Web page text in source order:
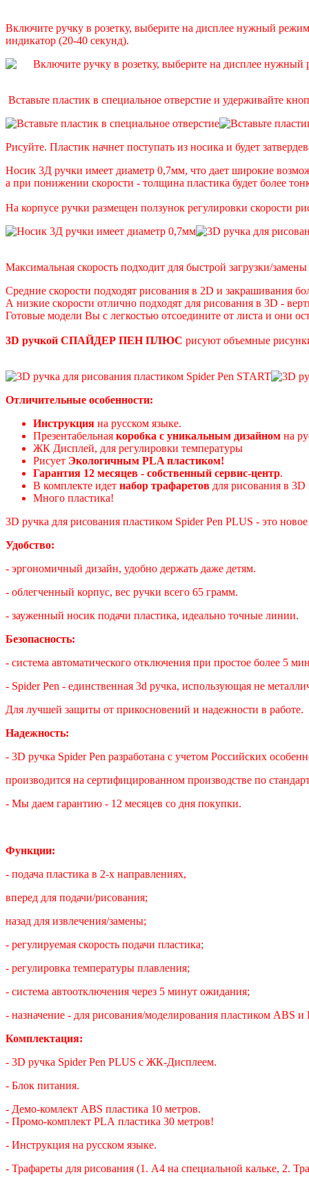
Включите ручку в розетку, выберите на дисплее нужный
индикатор (20-40 секунд).
Вставьте пластик в специальное отверстие и удерживайте
Рисуйте. Пластик начнет поступать из носика и будет
Носик 3Д ручки имеет диаметр 0,7мм, что дает широкие
а при понижении скорости - толщина пластика будет более
На корпусе ручки размещен ползунок регулировки скорости
Максимальная скорость подходит для быстрой загрузки/замены
Средние скорости подходят рисования в 2D и закрашивания
А низкие скорости отлично подходят для рисования в 3D -
Готовые модели Вы с легкостью отсоедините от листа и они
3D ручкой СПАЙДЕР ПЕН ПЛЮС рисуют объемные
Отличительные особенности:
Инструкция на русском языке.
Презентабельная коробка с уникальным дизайном на
ЖК Дисплей, для регулировки температуры
Рисует Экологичным PLA пластиком!
Гарантия 12 месяцев - собственный сервис-центр.
В комплекте идет набор трафаретов для рисования в
Много пластика!
3D ручка для рисования пластиком Spider Pen PLUS - это
Удобство:
- эргономичный дизайн, удобно держать даже детям.
- облегченный корпус, вес ручки всего 65 грамм.
- зауженный носик подачи пластика, идеально точные линии.
Безопасность:
- система автоматического отключения при простое более 5
- Spider Pen - единственная 3d ручка, использующая не
Для лучшей защиты от прикосновений и надежности в работе.
Надежность:
- 3D ручка Spider Pen разработана с учетом Российских
производится на сертифицированном производстве по
- Мы даем гарантию - 12 месяцев со дня покупки.
Функции:
- подача пластика в 2-х направлениях,
вперед для подачи/рисования;
назад для извлечения/замены;
- регулируемая скорость подачи пластика;
- регулировка температуры плавления;
- система автоотключения через 5 минут ожидания;
- назначение - для рисования/моделирования пластиком ABS
Комплектация:
- 3D ручка Spider Pen PLUS c ЖК-Дисплеем.
- Блок питания.
- Демо-комлект ABS пластика 10 метров.
- Промо-комплект PLA пластика 30 метров!
- Инструкция на русском языке.
- Трафареты для рисования (1. А4 на специальной кальке, 2.